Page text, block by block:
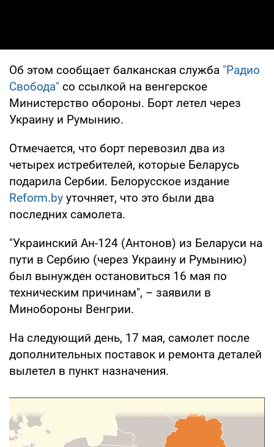
Об этом сообщает балканская служба "Радио
Свобода" со ссылкой на венгерское
Министерство обороны. Борт летел через
Украину и Румынию.
Отмечается, что борт перевозил два из
четырех истребителей, которые Беларусь
подарила Сербии. Белорусское издание
Reform.by уточняет, что это были два
последних самолета.
"Украинский Ан-124 (Антонов) из Беларуси на
пути в Сербию (через Украину и Румынию)
был вынужден остановиться 16 мая по
техническим причинам", – заявили в
Минобороны Венгрии.
На следующий день, 17 мая, самолет после
дополнительных поставок и ремонта деталей
вылетел в пункт назначения.